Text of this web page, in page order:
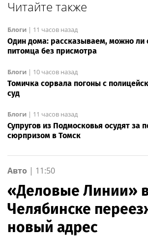
Читайте также
Блоги | 11 часов назад
Один дома: рассказываем, можно ли
питомца без присмотра
Блоги | 10 часов назад
Томичка сорвала погоны с
суд
Блоги | 11 часов назад
Супругов из Подмосковья осудят за
сюрпризом в Томск
Авто | 11:50
«Деловые Линии»
Челябинске
новый адрес